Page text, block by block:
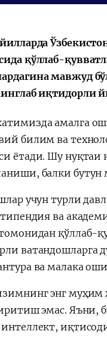
қўллаб-
мавжуд
иқтидорли
амалга
билим ва
ётади. Шу нуқтаи
балки бутун
учун турли
ва
қўллаб-
ватандошларга
ва малака
энг
эмас. Яъни,